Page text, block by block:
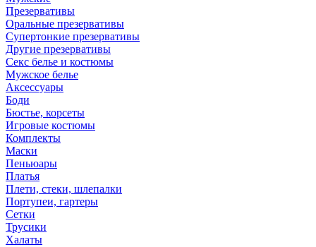
Презервативы
Оральные презервативы
Супертонкие презервативы
Другие презервативы
Секс белье и костюмы
Мужское белье
Аксессуары
Боди
Бюстье, корсеты
Игровые костюмы
Комплекты
Маски
Пеньюары
Платья
Плети, стеки, шлепалки
Портупеи, гартеры
Сетки
Трусики
Халаты